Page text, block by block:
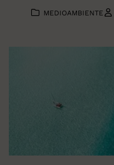
MEDIOAMBIENTE